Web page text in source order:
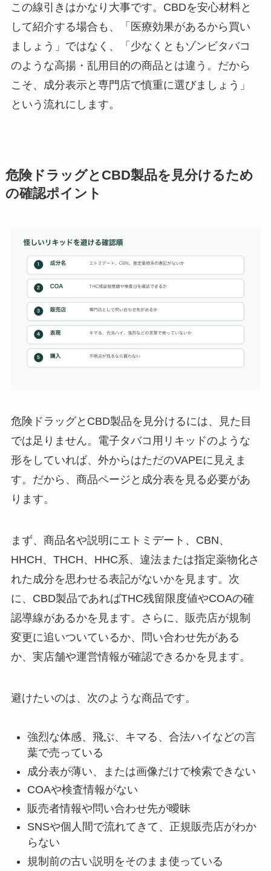
この線引きはかなり大事です。CBDを安心材料と
して紹介する場合も、「医療効果があるから買い
ましょう」ではなく、「少なくともゾンビタバコ
のような高揚・乱用目的の商品とは違う。だから
こそ、成分表示と専門店で慎重に選びましょう」
という流れにします。
危険ドラッグとCBD製品を見分けるため
の確認ポイント
危険ドラッグとCBD製品を見分けるには、見た目
では足りません。電子タバコ用リキッドのような
形をしていれば、外からはただのVAPEに見えま
す。だから、商品ページと成分表を見る必要があ
ります。
まず、商品名や説明にエトミデート、CBN、
HHCH、THCH、HHC系、違法または指定薬物化さ
れた成分を思わせる表記がないかを見ます。次
に、CBD製品であればTHC残留限度値やCOAの確
認導線があるかを見ます。さらに、販売店が規制
変更に追いついているか、問い合わせ先がある
か、実店舗や運営情報が確認できるかを見ます。
避けたいのは、次のような商品です。
強烈な体感、飛ぶ、キマる、合法ハイなどの言
葉で売っている
成分表が薄い、または画像だけで検索できない
COAや検査情報がない
販売者情報や問い合わせ先が曖昧
SNSや個人間で流れてきて、正規販売店がわか
らない
規制前の古い説明をそのまま使っている